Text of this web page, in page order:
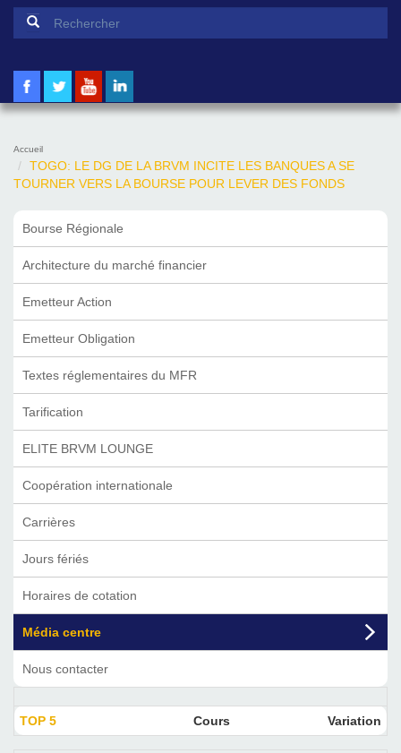
Formulaire de recherche
Accueil
TOGO: LE DG DE LA BRVM INCITE LES BANQUES A SE
TOURNER VERS LA BOURSE POUR LEVER DES FONDS
Bourse Régionale
Architecture du marché financier
Emetteur Action
Emetteur Obligation
Textes réglementaires du MFR
Tarification
ELITE BRVM LOUNGE
Coopération internationale
Carrières
Jours fériés
Horaires de cotation
Média centre
Nous contacter
TOP 5 Cours Variation